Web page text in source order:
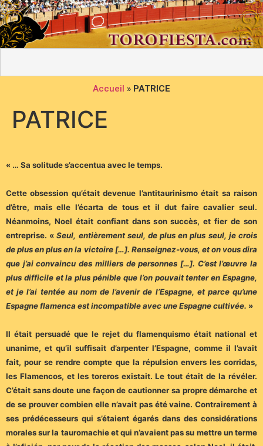
Accueil » PATRICE
PATRICE
« … Sa solitude s’accentua avec le temps.
Cette obsession qu’était devenue l’antitaurinismo était sa raison
d’être, mais elle l’écarta de tous et il dut faire cavalier seul.
Néanmoins, Noel était confiant dans son succès, et fier de son
entreprise. « Seul, entièrement seul, de plus en plus seul, je crois
de plus en plus en la victoire […]. Renseignez-vous, et on vous dira
que j’ai convaincu des milliers de personnes […]. C’est l’œuvre la
plus difficile et la plus pénible que l’on pouvait tenter en Espagne,
et je l’ai tentée au nom de l’avenir de l’Espagne, et parce qu’une
Espagne flamenca est incompatible avec une Espagne cultivée. »
Il était persuadé que le rejet du flamenquismo était national et
unanime, et qu’il suffisait d’arpenter l’Espagne, comme il l’avait
fait, pour se rendre compte que la répulsion envers les corridas,
les Flamencos, et les toreros existait. Le tout était de la révéler.
C’était sans doute une façon de cautionner sa propre démarche et
de se prouver combien elle n’avait pas été vaine. Contrairement à
ses prédécesseurs qui s’étaient égarés dans des considérations
morales sur la tauromachie et qui n’avaient pas su mettre un terme